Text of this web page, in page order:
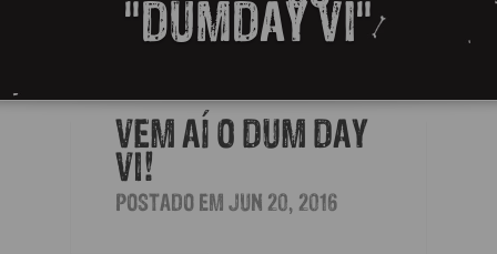
"DUMDAY VI"
VEM AÍ O DUM DAY
VI!
POSTADO EM JUN 20, 2016